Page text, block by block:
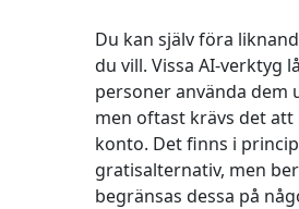
Du kan själv föra
du vill. Vissa AI-verktyg
personer använda dem
men oftast krävs det
konto. Det finns i
gratisalternativ, men
begränsas dessa på